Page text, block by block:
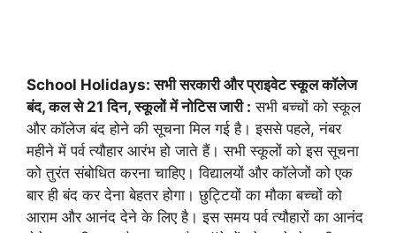
School Holidays: सभी सरकारी और प्राइवेट स्कूल कॉलेज
बंद, कल से 21 दिन, स्कूलों में नोटिस जारी : सभी बच्चों को स्कूल
और कॉलेज बंद होने की सूचना मिल गई है। इससे पहले, नंबर
महीने में पर्व त्यौहार आरंभ हो जाते हैं। सभी स्कूलों को इस सूचना
को तुरंत संबोधित करना चाहिए। विद्यालयों और कॉलेजों को एक
बार ही बंद कर देना बेहतर होगा। छुट्टियों का मौका बच्चों को
आराम और आनंद देने के लिए है। इस समय पर्व त्यौहारों का आनंद